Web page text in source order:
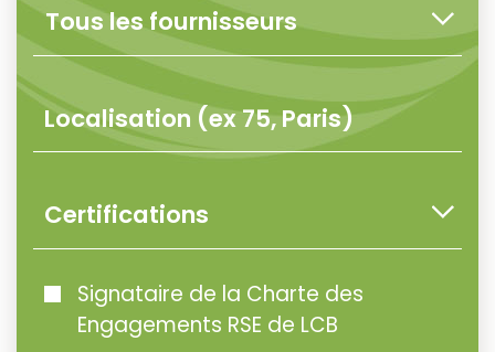
Certifications
Signataire de la Charte des
Engagements RSE de LCB